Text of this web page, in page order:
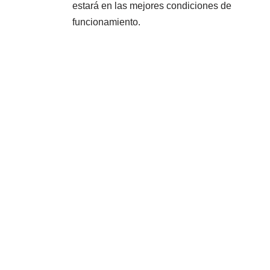
estará en las mejores condiciones de
funcionamiento.